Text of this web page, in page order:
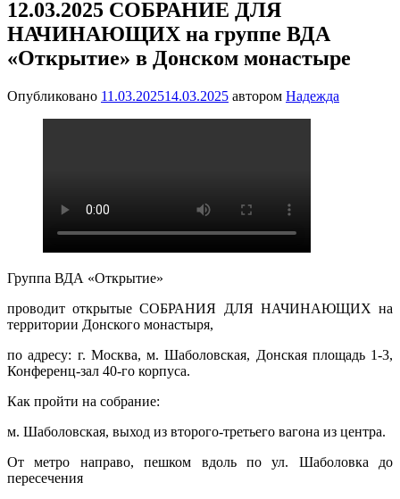
12.03.2025 СОБРАНИЕ ДЛЯ
НАЧИНАЮЩИХ на группе ВДА
«Открытие» в Донском монастыре
Опубликовано 11.03.202514.03.2025 автором Надежда
Группа ВДА «Открытие»
проводит открытые СОБРАНИЯ ДЛЯ НАЧИНАЮЩИХ на
территории Донского монастыря,
по адресу: г. Москва, м. Шаболовская, Донская площадь 1-3,
Конференц-зал 40-го корпуса.
Как пройти на собрание:
м. Шаболовская, выход из второго-третьего вагона из центра.
От метро направо, пешком вдоль по ул. Шаболовка до
пересечения